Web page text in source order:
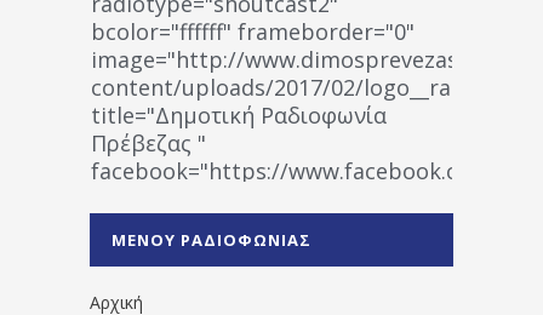
bcolor="ffffff" frameborder="0"
image="http://www.dimosprevezas.gr/wp-
content/uploads/2017/02/
title="Δημοτική Ραδιοφωνία
Πρέβεζας "
facebook="https://www.facebook.com/
1531194763766854/" artist="" ]
ΜΕΝΟΥ ΡΑΔΙΟΦΩΝΙΑΣ
Αρχική